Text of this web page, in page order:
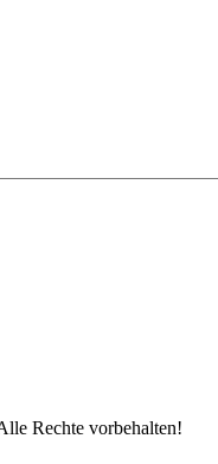
Rechte vorbehalten!